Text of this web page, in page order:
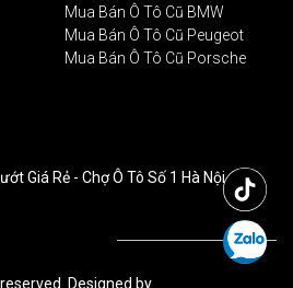
Mua Bán Ô Tô Cũ BMW
Mua Bán Ô Tô Cũ Peugeot
Mua Bán Ô Tô Cũ Porsche
Giá Rẻ - Chợ Ô Tô Số 1 Hà Nội
Designed by